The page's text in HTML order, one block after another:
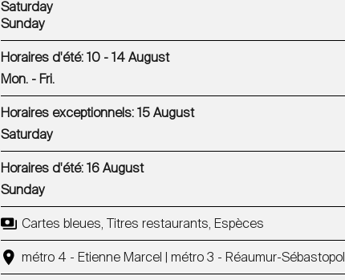
Saturday
Sunday
Horaires d'été: 10 - 14 August
Mon. - Fri.
Horaires exceptionnels: 15 August
Saturday
Horaires d'été: 16 August
Sunday
Cartes bleues, Titres restaurants, Espèces
métro 4 - Etienne Marcel | métro 3 - Réaumur-Sébastopol